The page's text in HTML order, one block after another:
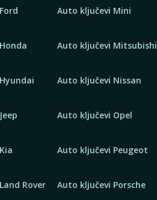
Rover
Auto ključevi Mini
Auto ključevi Mitsubishi
Auto ključevi Nissan
Auto ključevi Opel
Auto ključevi Peugeot
Auto ključevi Porsche